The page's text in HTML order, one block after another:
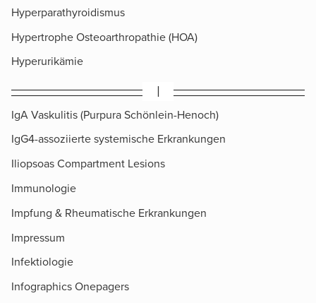
Hyperparathyroidismus
Hypertrophe Osteoarthropathie (HOA)
Hyperurikämie
I
IgA Vaskulitis (Purpura Schönlein-Henoch)
IgG4-assoziierte systemische Erkrankungen
Iliopsoas Compartment Lesions
Immunologie
Impfung & Rheumatische Erkrankungen
Impressum
Infektiologie
Infographics Onepagers